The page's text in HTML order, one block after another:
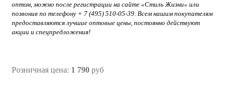
оптом, можно после регистрации на сайте «Стиль Жизни» или
позвонив по телефону + 7 (495) 510-05-39. Всем нашим покупателям
предоставляются лучшие оптовые цены, постоянно действуют
акции и спецпредложения!
Розничная цена: 1 790 руб